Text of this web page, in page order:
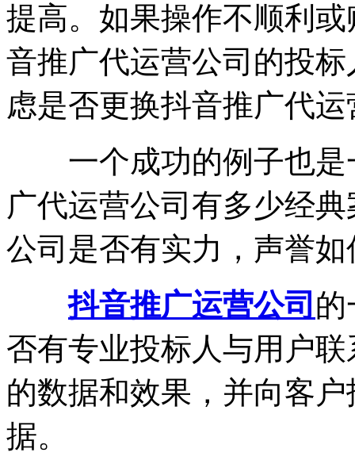
提高。如果操作不顺利
音推广代运营公司的投
虑是否更换抖音推广代
一个成功的例子也是
广代运营公司有多少经
公司是否有实力，声誉
抖音推广运营公司 的
否有专业投标人与用户
的数据和效果，并向客
据。